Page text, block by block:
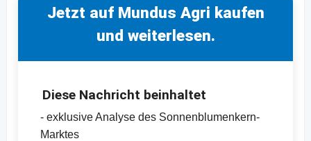
Jetzt auf Mundus Agri kaufen
und weiterlesen.
Diese Nachricht beinhaltet
- exklusive Analyse des Sonnenblumenkern-
Marktes